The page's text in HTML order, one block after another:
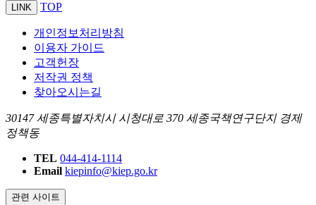
LINK TOP
개인정보처리방침
이용자 가이드
고객헌장
저작권 정책
찾아오시는길
30147 세종특별자치시 시청대로 370 세종국책연구단지 경제
정책동
TEL 044-414-1114
Email kiepinfo@kiep.go.kr
관련 사이트